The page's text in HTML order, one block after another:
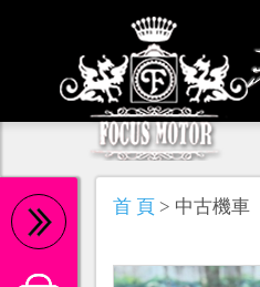
首 頁 > 中古機車